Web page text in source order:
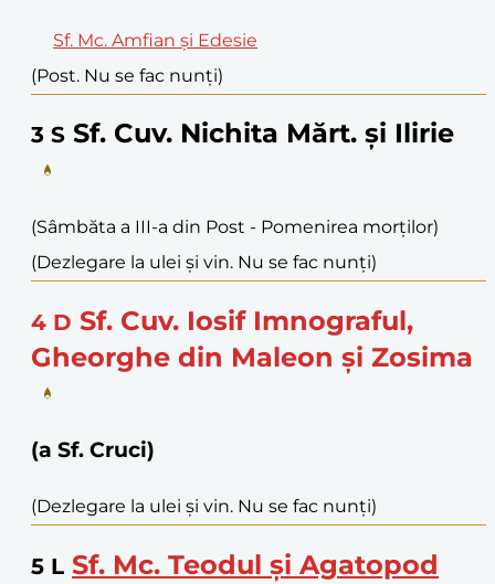
Sf. Mc. Amfian și Edesie
(Post. Nu se fac nunți)
3 S Sf. Cuv. Nichita Mărt. și Ilirie
(Sâmbăta a III-a din Post - Pomenirea morților)
(Dezlegare la ulei și vin. Nu se fac nunți)
4 D Sf. Cuv. Iosif Imnograful,
Gheorghe din Maleon și Zosima
(a Sf. Cruci)
(Dezlegare la ulei și vin. Nu se fac nunți)
5 L Sf. Mc. Teodul și Agatopod